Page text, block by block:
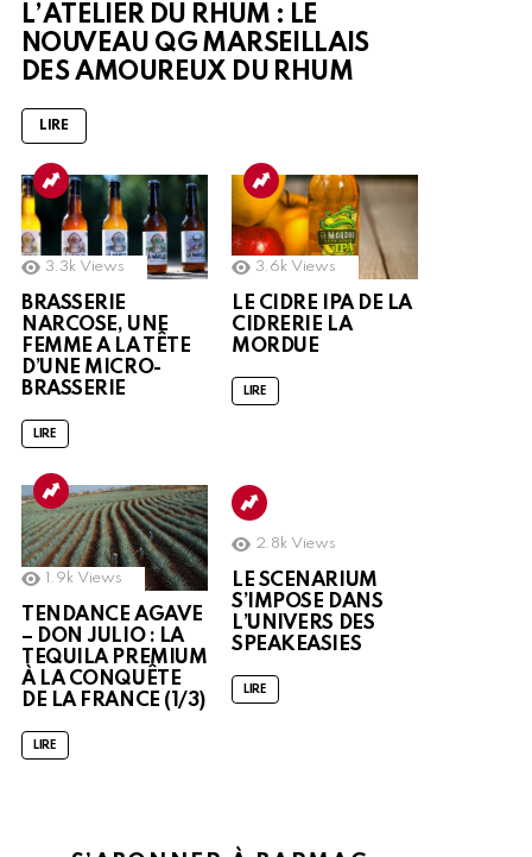
L’ATELIER DU RHUM : LE
NOUVEAU QG MARSEILLAIS
DES AMOUREUX DU RHUM
LIRE
3.3k Views
BRASSERIE
NARCOSE, UNE
FEMME A LA TÊTE
D’UNE MICRO-
BRASSERIE
LIRE
3.6k Views
LE CIDRE IPA DE LA
CIDRERIE LA
MORDUE
LIRE
1.9k Views
TENDANCE AGAVE
– DON JULIO : LA
TEQUILA PREMIUM
À LA CONQUÊTE
DE LA FRANCE (1/3)
LIRE
2.8k Views
LE SCENARIUM
S’IMPOSE DANS
L’UNIVERS DES
SPEAKEASIES
LIRE